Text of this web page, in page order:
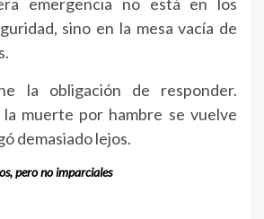
sino en la mesa vacía de
la obligación de responder.
la muerte por hambre se vuelve
demasiado lejos.
pero no imparciales